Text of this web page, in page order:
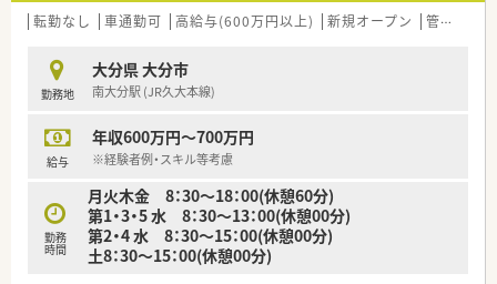
■年齢や性別および今までのご経験は一切不問ですので幅広い
【求人情報について】
■勤務時間は8時30分から17時30分までとなっており残業も少
■これまでのご経験や役職に応じて年収500万円から最大650万
円を超える給与のご相談が可能です。
っかりと取得できる働きやすい求人です。
【求人情報について】
■勤務時間は8時30分から17時30分までとなっており残業も少
転勤なし 車通勤可 高給与(600万円以上) 新規オープン 管理薬剤師
勤務地
大分県 大分市
南大分駅 (JR久大本線)
給与
年収600万円～700万円
※経験者例・スキル等考慮
勤務
時間
月火木金 8：30～18：00(休憩60分)
第1・3・5 水 8：30～13：00(休憩00分)
第2・4 水 8：30～15：00(休憩00分)
土8：30～15：00(休憩00分)